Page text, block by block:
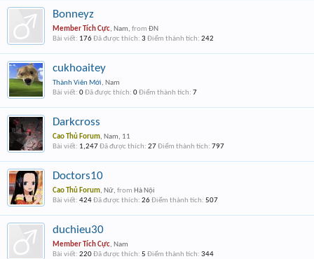
Bonneyz
Member Tích Cực, Nam, from ĐN
Bài viết: 176Đã được thích: 3 Điểm thành tích: 242
cukhoaitey
Thành Viên Mới, Nam
Bài viết: 0Đã được thích: 0Điểm thành tích: 7
Darkcross
Cao Thủ Forum, Nam, 11
Bài viết: 1,247Đã được thích: 27Điểm thành tích: 797
Doctors10
Cao Thủ Forum, Nữ, from Hà Nội
Bài viết: 424Đã được thích: 26Điểm thành tích: 507
duchieu30
Member Tích Cực, Nam
Bài viết: 220Đã được thích: 5 Điểm thành tích: 344